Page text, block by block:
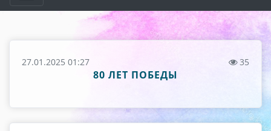
27.01.2025 01:27 35
80 ЛЕТ ПОБЕДЫ